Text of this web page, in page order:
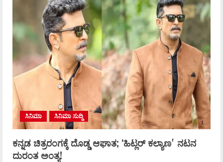
ಸಿನಿಮಾ ಸಿನಿಮಾ ಸುದ್ದಿ
ಕನ್ನಡ ಚಿತ್ರರಂಗಕ್ಕೆ ದೊಡ್ಡ ಆಘಾತ; ʻಹಿಟ್ಲರ್ ಕಲ್ಯಾಣʼ ನಟನ
ದುರಂತ ಅಂತ್ಯ!